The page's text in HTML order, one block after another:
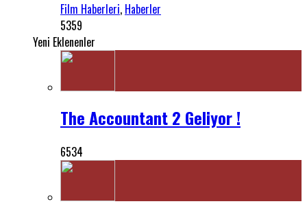
Film Haberleri, Haberler
5359
Yeni Eklenenler
The Accountant 2 Geliyor !
6534